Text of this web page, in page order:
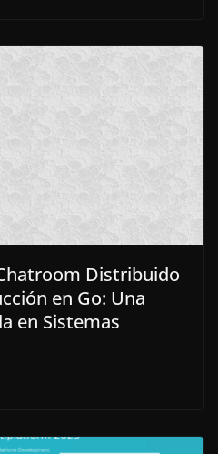
Distribuido
en Go: Una
en Sistemas